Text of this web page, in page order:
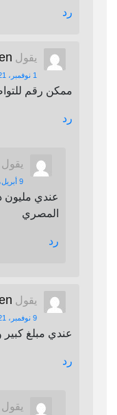
رد
يقول
1 نوفمبر، 2021 الساعة 12:28 م
ممكن رقم
رد
يقول
9 أبريل، 2022 الساعة 9:48 ص
عندي مليون
المصري
رد
يقول
9 نوفمبر، 2021 الساعة 6:00 م
عندي مبلغ
رد
يقول